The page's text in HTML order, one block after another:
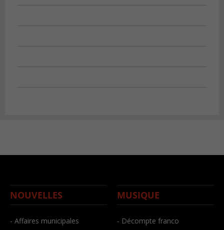
NOUVELLES
- Affaires municipales
MUSIQUE
- Décompte franco